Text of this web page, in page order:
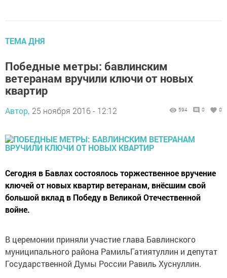
ТЕМА ДНЯ
Победные метры: бавлинским
ветеранам вручили ключи от новых
квартир
Автор, 25 ноября 2016 - 12:12 594 0 0
Сегодня в Бавлах состоялось торжественное вручение
ключей от новых квартир ветеранам, внёсшим свой
большой вклад в Победу в Великой Отечественной
войне.
В церемонии приняли участие глава Бавлинского
муниципального района РамильГатиятуллин и депутат
Государственной Думы России Равиль Хуснуллин.